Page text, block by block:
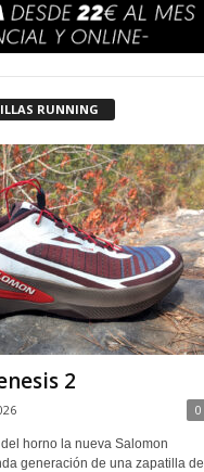
RUNNING
2
0
horno la nueva Salomon
generación de una zapatilla de